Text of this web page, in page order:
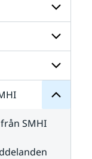
Undersidor
för
Om
SMHI
Undersidor
för
Jobba
på
Undersidor
Kontakta
SMHI
Undersidor
för
Publikationer
från
SMHI
SMHI